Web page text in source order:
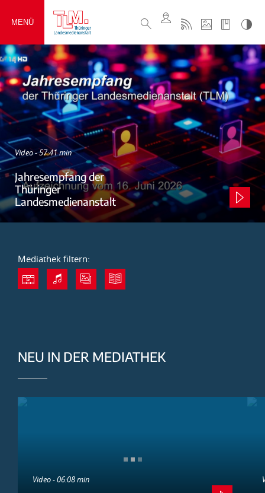
MENÜ
Video - 57:41 min
Jahresempfang der
Thüringer
Landesmedienanstalt
Mediathek filtern:
NEU IN DER MEDIATHEK
Video - 06:08 min